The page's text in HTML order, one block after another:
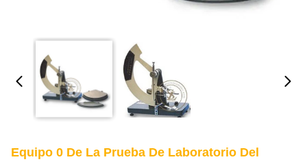
Equipo 0 De La Prueba De Laboratorio Del